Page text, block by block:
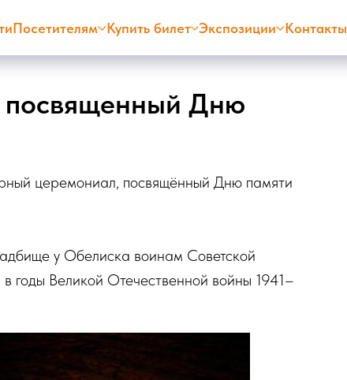
Посетителям Купить билет Экспозиции Контакты
посвященный Дню
церемониал, посвящённый Дню памяти
у Обелиска воинам Советской
годы Великой Отечественной войны 1941–